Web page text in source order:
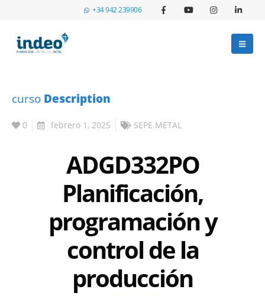
+34 942 239906
curso Description
0 febrero 1, 2025 SEPE METAL
ADGD332PO
Planificación,
programación y
control de la
producción